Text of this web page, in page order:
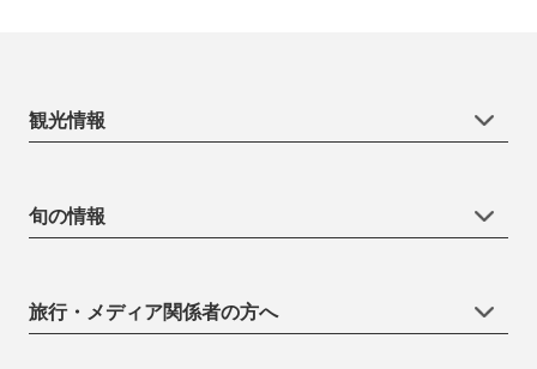
観光情報
旬の情報
旅行・メディア関係者の方へ